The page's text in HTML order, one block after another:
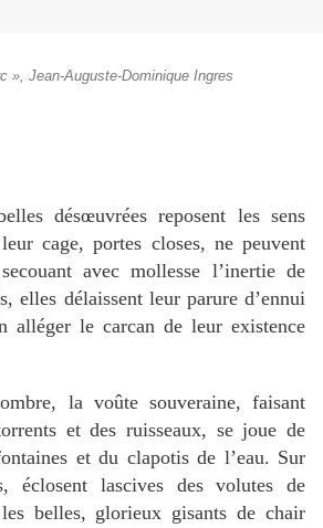
», Jean-Auguste-Dominique Ingres
désœuvrées reposent les sens
cage, portes closes, ne peuvent
avec mollesse l’inertie de
elles délaissent leur parure d’ennui
alléger le carcan de leur existence
la voûte souveraine, faisant
et des ruisseaux, se joue de
et du clapotis de l’eau. Sur
éclosent lascives des volutes de
belles, glorieux gisants de chair